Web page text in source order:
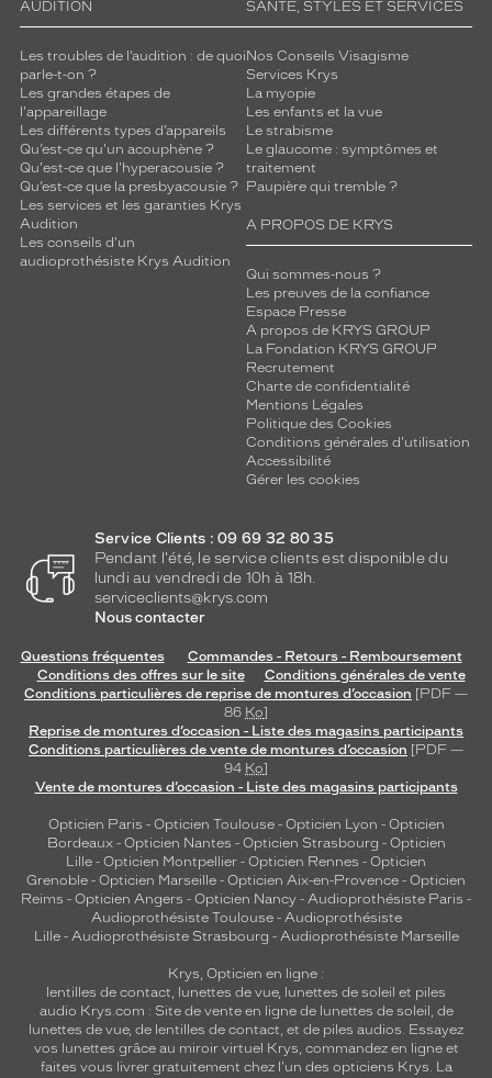
AUDITION
Les troubles de l’audition : de quoi
parle-t-on ?
Les grandes étapes de
l'appareillage
Les différents types d’appareils
Qu’est-ce qu'un acouphène ?
Qu'est-ce que l'hyperacousie ?
Qu’est-ce que la presbyacousie ?
Les services et les garanties Krys
Audition
Les conseils d'un
audioprothésiste Krys Audition
SANTÉ, STYLES ET SERVICES
Nos Conseils Visagisme
Services Krys
La myopie
Les enfants et la vue
Le strabisme
Le glaucome : symptômes et
traitement
Paupière qui tremble ?
A PROPOS DE KRYS
Qui sommes-nous ?
Les preuves de la confiance
Espace Presse
A propos de KRYS GROUP
La Fondation KRYS GROUP
Recrutement
Charte de confidentialité
Mentions Légales
Politique des Cookies
Conditions générales d'utilisation
Accessibilité
Gérer les cookies
Service Clients : 09 69 32 80 35
Pendant l'été, le service clients est disponible du
lundi au vendredi de 10h à 18h.
serviceclients@krys.com
Nous contacter
Questions fréquentes
Commandes - Retours - Remboursement
Conditions des offres sur le site
Conditions générales de vente
Conditions particulières de reprise de montures d’occasion [PDF —
86 Ko]
Reprise de montures d’occasion - Liste des magasins participants
Conditions particulières de vente de montures d’occasion [PDF —
94 Ko]
Vente de montures d’occasion - Liste des magasins participants
Opticien Paris - Opticien Toulouse- Opticien Lyon - Opticien
Bordeaux- Opticien Nantes - Opticien Strasbourg - Opticien
Lille - Opticien Montpellier - Opticien Rennes - Opticien
Grenoble - Opticien Marseille - Opticien Aix-en-Provence - Opticien
Reims - Opticien Angers - Opticien Nancy - Audioprothésiste Paris -
Audioprothésiste Toulouse- Audioprothésiste
Lille- Audioprothésiste Strasbourg - Audioprothésiste Marseille
Krys, Opticien en ligne :
lentilles de contact, lunettes de vue, lunettes de soleil et piles
audio Krys.com : Site de vente en ligne de lunettes de soleil, de
lunettes de vue, de lentilles de contact, et de piles audios. Essayez
vos lunettes grâce au miroir virtuel Krys, commandez en ligne et
faites vous livrer gratuitement chez l'un des opticiens Krys. La